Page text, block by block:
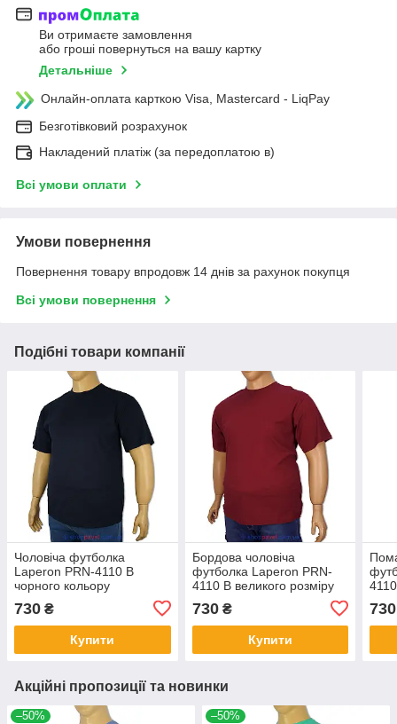
Ви отримаєте замовлення
або гроші повернуться на вашу картку
Детальніше
Онлайн-оплата карткою Visa, Mastercard - LiqPay
Безготівковий розрахунок
Накладений платіж (за передоплатою в)
Всі умови оплати
Умови повернення
Повернення товару впродовж 14 днів за рахунок покупця
Всі умови повернення
Подібні товари компанії
Чоловіча футболка
Laperon PRN-4110 B
чорного кольору
730 ₴
Купити
Бордова чоловіча
футболка Laperon PRN-
4110 B великого розміру
730₴
Купити
730
Акційні пропозиції та новинки
–50% –50%